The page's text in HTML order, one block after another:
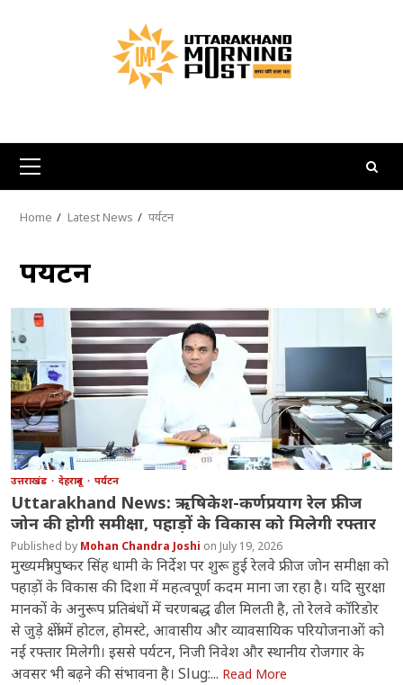
Primary
Menu
Home Latest News पर्यटन
पर्यटन
उत्तराखंड देहरादून पर्यटन
Uttarakhand News: ऋषिकेश-कर्णप्रयाग रेल फ्रीज
जोन की होगी समीक्षा, पहाड़ों के विकास को मिलेगी रफ्तार
Mohan Chandra Joshi July 19, 2026
मुख्यमंत्री पुष्कर सिंह धामी के निर्देश पर शुरू हुई रेलवे फ्रीज जोन समीक्षा को
पहाड़ों के विकास की दिशा में महत्वपूर्ण कदम माना जा रहा है। यदि सुरक्षा
मानकों के अनुरूप प्रतिबंधों में चरणबद्ध ढील मिलती है, तो रेलवे कॉरिडोर
से जुड़े क्षेत्रों में होटल, होमस्टे, आवासीय और व्यावसायिक परियोजनाओं को
नई रफ्तार मिलेगी। इससे पर्यटन, निजी निवेश और स्थानीय रोजगार के
अवसर भी बढ़ने की संभावना है। Slug:... Read More